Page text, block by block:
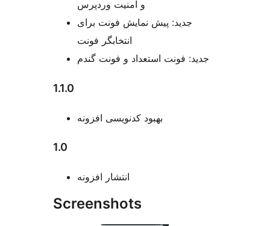
و امنیت وردپرس
جدید: پیش نمایش فونت برای
انتخابگر فونت
جدید: فونت استعداد و فونت گندم
1.1.0
بهبود کدنویسی افزونه
1.0
انتشار افزونه
Screenshots